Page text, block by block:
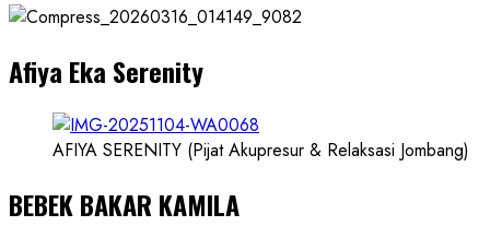
Dokter
Ilmuwan
Afiya Eka Serenity
AFIYA SERENITY (Pijat Akupresur & Relaksasi Jombang)
BEBEK BAKAR KAMILA